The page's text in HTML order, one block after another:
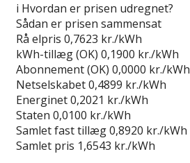
i Hvordan er prisen udregnet?
Sådan er prisen sammensat
Rå elpris 0,7623 kr./kWh
kWh-tillæg (OK) 0,1900 kr./kWh
Abonnement (OK) 0,0000 kr./kWh
Netselskabet0,4899 kr./kWh
Energinet0,2021 kr./kWh
Staten 0,0100 kr./kWh
Samlet fast tillæg0,8920 kr./kWh
Samlet pris 1,6543 kr./kWh